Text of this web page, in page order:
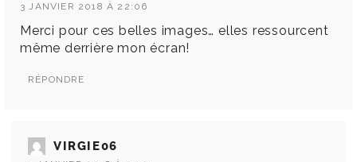
3 JANVIER 2018 À 22:06
Merci pour ces belles images… elles ressourcent
même derrière mon écran!
RÉPONDRE
VIRGIE06